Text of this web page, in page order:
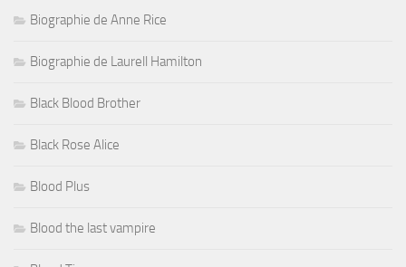
Biographie de Anne Rice
Biographie de Laurell Hamilton
Black Blood Brother
Black Rose Alice
Blood Plus
Blood the last vampire